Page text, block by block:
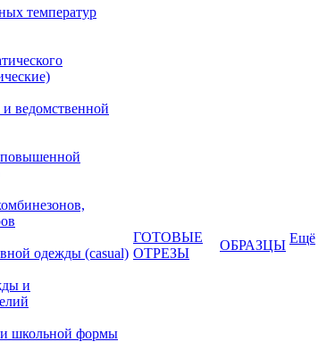
температур
ведомственной
одежды (casual)
и
школьной формы
ГОТОВЫЕ
ОТРЕЗЫ
ОБРАЗЦЫ Ещё